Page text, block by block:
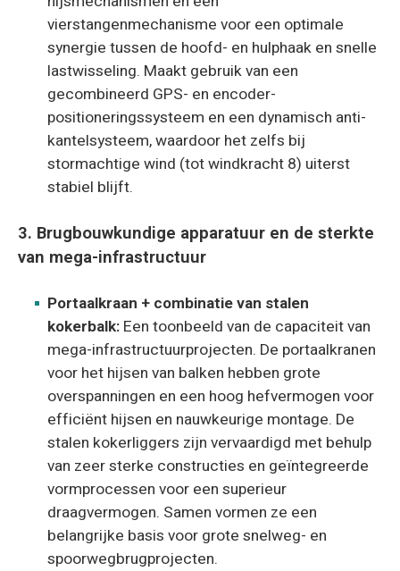
vierstangenmechanisme voor een optimale
synergie tussen de hoofd- en hulphaak en snelle
lastwisseling. Maakt gebruik van een
gecombineerd GPS- en encoder-
positioneringssysteem en een dynamisch anti-
kantelsysteem, waardoor het zelfs bij
stormachtige wind (tot windkracht 8) uiterst
stabiel blijft.
3. Brugbouwkundige apparatuur en de sterkte
van mega-infrastructuur
Portaalkraan + combinatie van stalen
kokerbalk: Een toonbeeld van de capaciteit van
mega-infrastructuurprojecten. De portaalkranen
voor het hijsen van balken hebben grote
overspanningen en een hoog hefvermogen voor
efficiënt hijsen en nauwkeurige montage. De
stalen kokerliggers zijn vervaardigd met behulp
van zeer sterke constructies en geïntegreerde
vormprocessen voor een superieur
draagvermogen. Samen vormen ze een
belangrijke basis voor grote snelweg- en
spoorwegbrugprojecten.